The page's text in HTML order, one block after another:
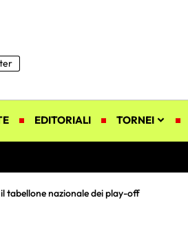
EDITORIALI TORNEI
tabellone nazionale dei play-off